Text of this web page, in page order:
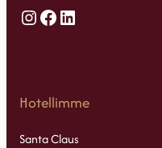
Instagram
Facebook
LinkedIn
Hotellimme
Santa Claus